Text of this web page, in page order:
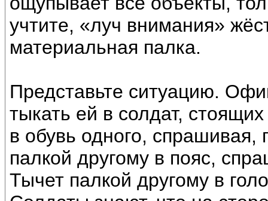
учтите, «луч внимания»
материальная палка.
Представьте ситуацию.
тыкать ей в солдат,
в обувь одного,
палкой другому в пояс,
Тычет палкой другому в